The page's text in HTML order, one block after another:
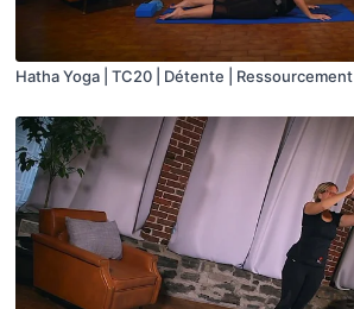
Hatha Yoga | TC20 | Détente | Ressourcement